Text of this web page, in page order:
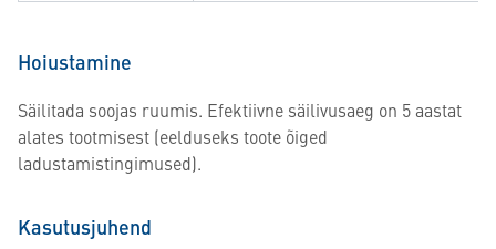
Hoiustamine
Säilitada soojas ruumis. Efektiivne säilivusaeg on 5 aastat
alates tootmisest (eelduseks toote õiged
ladustamistingimused).
Kasutusjuhend